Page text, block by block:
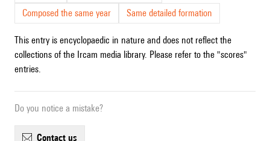
Composed the same year
Same detailed formation
This entry is encyclopaedic in nature and does not reflect the
collections of the Ircam media library. Please refer to the "scores"
entries.
Do you notice a mistake?
contact us